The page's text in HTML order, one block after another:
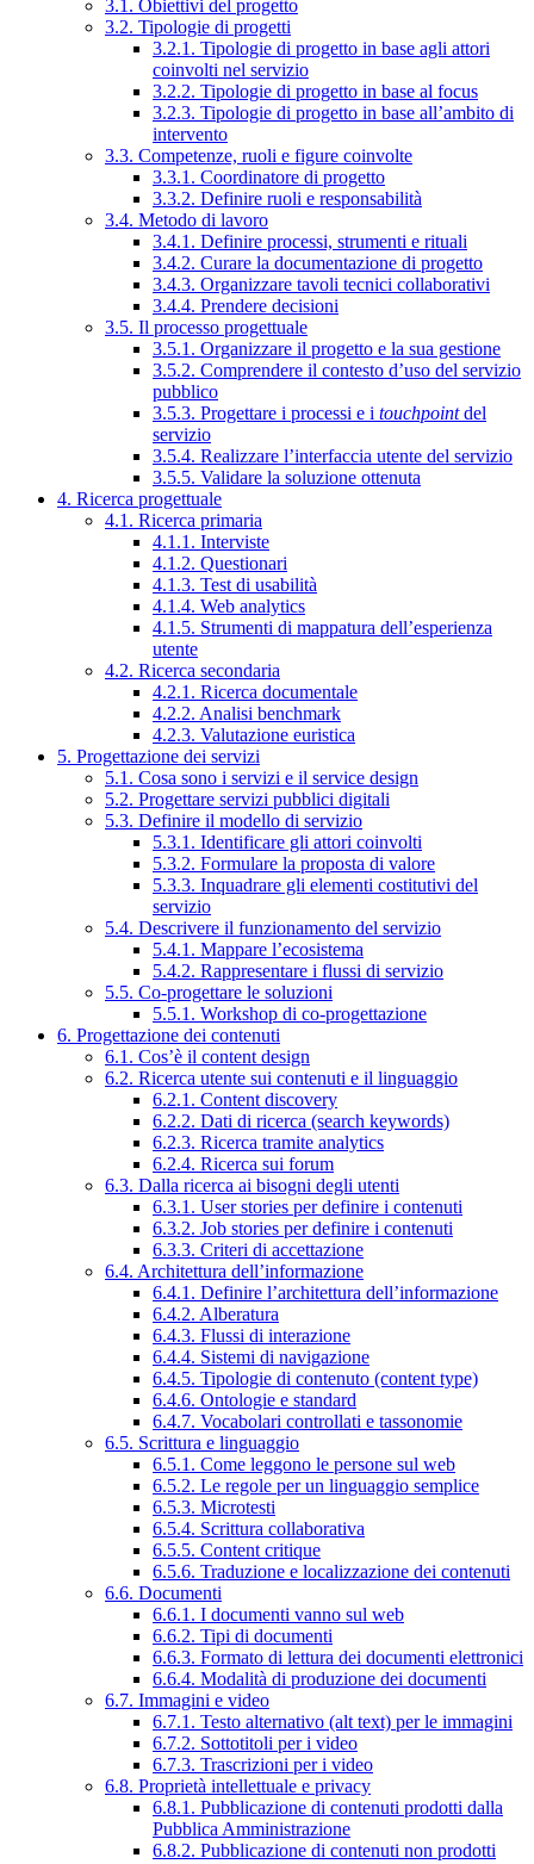
3.1. Obiettivi del progetto
3.2. Tipologie di progetti
3.2.1. Tipologie di progetto in base agli attori
coinvolti nel servizio
3.2.2. Tipologie di progetto in base al focus
3.2.3. Tipologie di progetto in base all’ambito di
intervento
3.3. Competenze, ruoli e figure coinvolte
3.3.1. Coordinatore di progetto
3.3.2. Definire ruoli e responsabilità
3.4. Metodo di lavoro
3.4.1. Definire processi, strumenti e rituali
3.4.2. Curare la documentazione di progetto
3.4.3. Organizzare tavoli tecnici collaborativi
3.4.4. Prendere decisioni
3.5. Il processo progettuale
3.5.1. Organizzare il progetto e la sua gestione
3.5.2. Comprendere il contesto d’uso del servizio
pubblico
3.5.3. Progettare i processi e i touchpointdel
servizio
3.5.4. Realizzare l’interfaccia utente del servizio
3.5.5. Validare la soluzione ottenuta
4. Ricerca progettuale
4.1. Ricerca primaria
4.1.1. Interviste
4.1.2. Questionari
4.1.3. Test di usabilità
4.1.4. Web analytics
4.1.5. Strumenti di mappatura dell’esperienza
utente
4.2. Ricerca secondaria
4.2.1. Ricerca documentale
4.2.2. Analisi benchmark
4.2.3. Valutazione euristica
5. Progettazione dei servizi
5.1. Cosa sono i servizi e il service design
5.2. Progettare servizi pubblici digitali
5.3. Definire il modello di servizio
5.3.1. Identificare gli attori coinvolti
5.3.2. Formulare la proposta di valore
5.3.3. Inquadrare gli elementi costitutivi del
servizio
5.4. Descrivere il funzionamento del servizio
5.4.1. Mappare l’ecosistema
5.4.2. Rappresentare i flussi di servizio
5.5. Co-progettare le soluzioni
5.5.1. Workshop di co-progettazione
6. Progettazione dei contenuti
6.1. Cos’è il content design
6.2. Ricerca utente sui contenuti e il linguaggio
6.2.1. Content discovery
6.2.2. Dati di ricerca (search keywords)
6.2.3. Ricerca tramite analytics
6.2.4. Ricerca sui forum
6.3. Dalla ricerca ai bisogni degli utenti
6.3.1. User stories per definire i contenuti
6.3.2. Job stories per definire i contenuti
6.3.3. Criteri di accettazione
6.4. Architettura dell’informazione
6.4.1. Definire l’architettura dell’informazione
6.4.2. Alberatura
6.4.3. Flussi di interazione
6.4.4. Sistemi di navigazione
6.4.5. Tipologie di contenuto (content type)
6.4.6. Ontologie e standard
6.4.7. Vocabolari controllati e tassonomie
6.5. Scrittura e linguaggio
6.5.1. Come leggono le persone sul web
6.5.2. Le regole per un linguaggio semplice
6.5.3. Microtesti
6.5.4. Scrittura collaborativa
6.5.5. Content critique
6.5.6. Traduzione e localizzazione dei contenuti
6.6. Documenti
6.6.1. I documenti vanno sul web
6.6.2. Tipi di documenti
6.6.3. Formato di lettura dei documenti elettronici
6.6.4. Modalità di produzione dei documenti
6.7. Immagini e video
6.7.1. Testo alternativo (alt text) per le immagini
6.7.2. Sottotitoli per i video
6.7.3. Trascrizioni per i video
6.8. Proprietà intellettuale e privacy
6.8.1. Pubblicazione di contenuti prodotti dalla
Pubblica Amministrazione
6.8.2. Pubblicazione di contenuti non prodotti